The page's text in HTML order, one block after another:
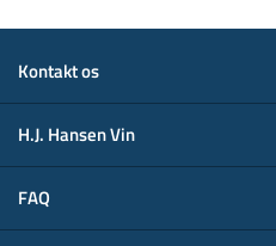
Kontakt os
H.J. Hansen Vin
FAQ